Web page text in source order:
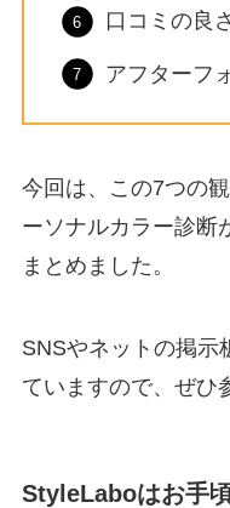
口コミの良さ
アフターフ
今回は、この7つの
ーソナルカラー診断
まとめました。
SNSやネットの掲示
ていますので、ぜひ
StyleLaboはお手